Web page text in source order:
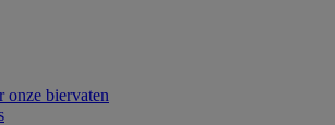
onze biervaten